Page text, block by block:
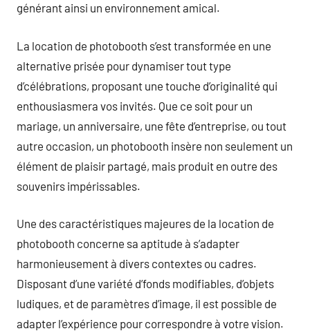
générant ainsi un environnement amical.
La location de photobooth s’est transformée en une
alternative prisée pour dynamiser tout type
d’célébrations, proposant une touche d’originalité qui
enthousiasmera vos invités. Que ce soit pour un
mariage, un anniversaire, une fête d’entreprise, ou tout
autre occasion, un photobooth insère non seulement un
élément de plaisir partagé, mais produit en outre des
souvenirs impérissables.
Une des caractéristiques majeures de la location de
photobooth concerne sa aptitude à s’adapter
harmonieusement à divers contextes ou cadres.
Disposant d’une variété d’fonds modifiables, d’objets
ludiques, et de paramètres d’image, il est possible de
adapter l’expérience pour correspondre à votre vision.